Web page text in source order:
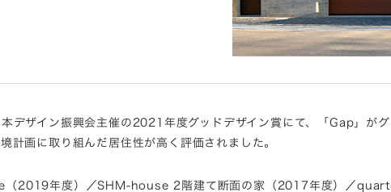
デザイン振興会主催の2021年度グッドデザイン賞にて、「Gap」が
計画に取り組んだ居住性が高く評価されました。
（2019年度）／SHM-house 2階建て断面の家（2017年度）／